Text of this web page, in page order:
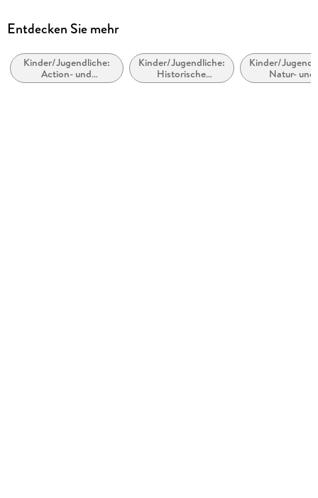
Altersempfehlung
Reihe
Das magische Baumhaus / The Magic Tree House
Entdecken Sie mehr
Kinder/Jugendliche:
Action- und
Abenteuergeschichten
Kinder/Jugendliche:
Historische
Romane
Kinder/
Natur- und